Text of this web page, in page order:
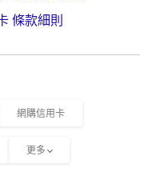
條款細則
網購信用卡
更多